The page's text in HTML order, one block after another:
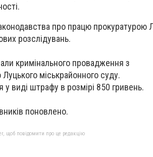
про працю прокуратурою
розслідувань.
кримінального провадження з
міськрайонного суду.
виді штрафу в розмірі 850 гривень.
поновлено.
щоб повідомити про це редакцію